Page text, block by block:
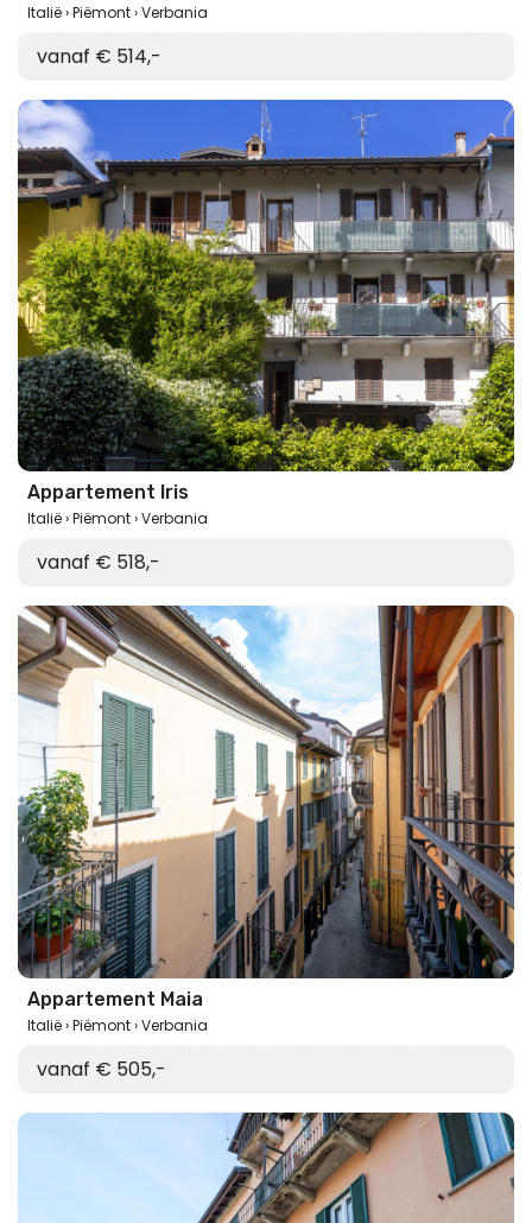
Italië Piëmont Verbania
vanaf € 514,-
Appartement Iris
Italië Piëmont Verbania
vanaf € 518,-
Appartement Maia
Italië Piëmont Verbania
vanaf € 505,-